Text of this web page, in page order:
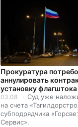
Прокуратура
аннулировать
установку флагштока
03.08
Суд уже
на счета
субподрядчика
Сервис».